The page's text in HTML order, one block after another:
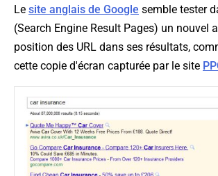
Le site anglais de Google semble tester
(Search Engine Result Pages) un nouvel
position des URL dans ses résultats,
cette copie d'écran capturée par le site